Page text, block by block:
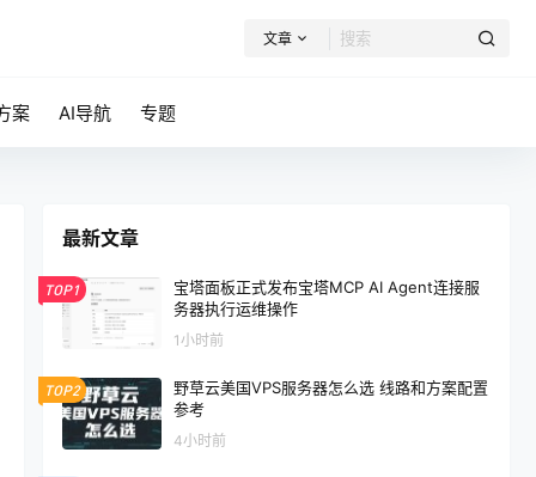
文章
案 AI导航 专题
最新文章
TOP1
宝塔面板正式发布宝塔MCP AI Agent连接服
务器执行运维操作
1小时前
TOP2
野草云美国VPS服务器怎么选 线路和方案配置
参考
4小时前